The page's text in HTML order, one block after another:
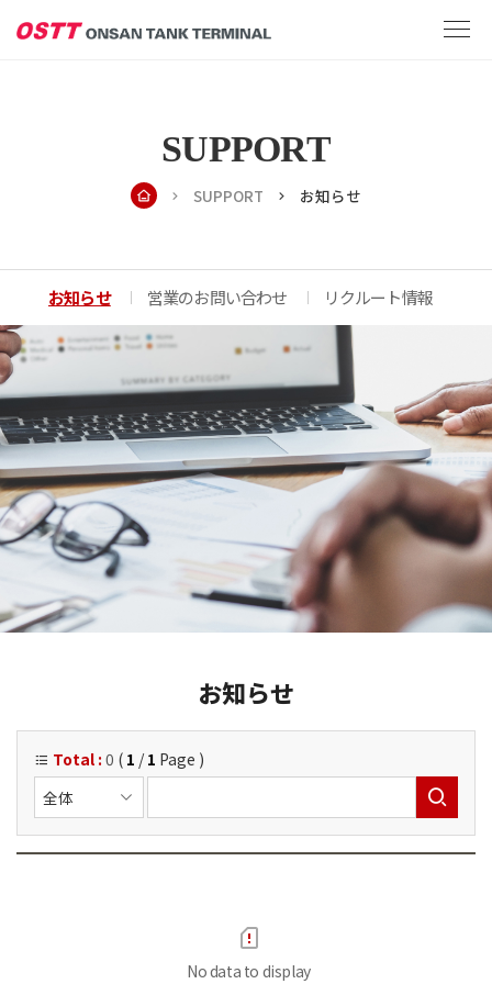
SUPPORT
SUPPORT お知らせ
お知らせ 営業のお問い合わせ リクルート情報
お知らせ
Total : 0 ( 1 /1 Page )
No data to display